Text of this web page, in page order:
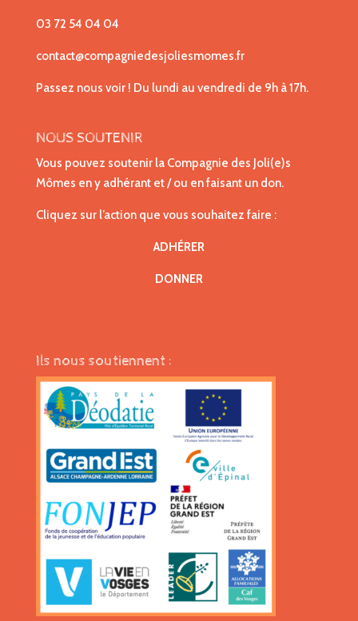
03 72 54 04 04
contact@compagniedesjoliesmomes.fr
Passez nous voir ! Du lundi au vendredi de 9h à 17h.
NOUS SOUTENIR
Vous pouvez soutenir la Compagnie des Joli(e)s
Mômes en y adhérant et / ou en faisant un don.
Cliquez sur l’action que vous souhaitez faire :
ADHÉRER
DONNER
Ils nous soutiennent :